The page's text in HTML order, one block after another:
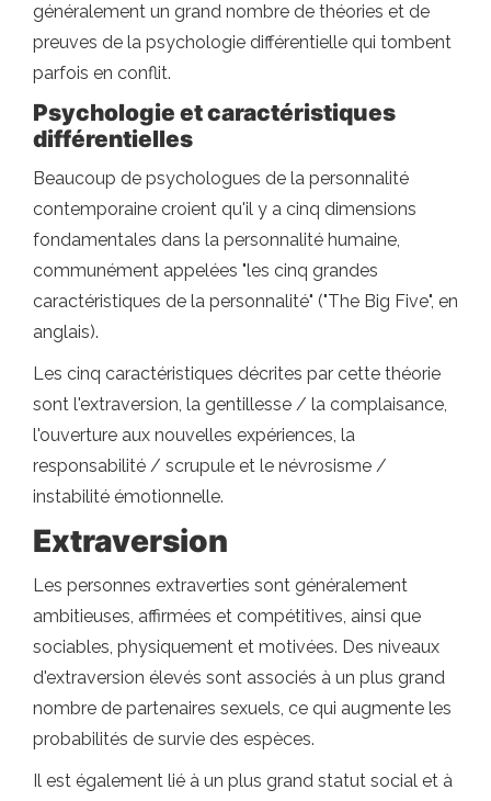
généralement un grand nombre de théories et de
preuves de la psychologie différentielle qui tombent
parfois en conflit.
Psychologie et caractéristiques
différentielles
Beaucoup de psychologues de la personnalité
contemporaine croient qu'il y a cinq dimensions
fondamentales dans la personnalité humaine,
communément appelées "les cinq grandes
caractéristiques de la personnalité" ("The Big Five", en
anglais).
Les cinq caractéristiques décrites par cette théorie
sont l'extraversion, la gentillesse / la complaisance,
l'ouverture aux nouvelles expériences, la
responsabilité / scrupule et le névrosisme /
instabilité émotionnelle.
Extraversion
Les personnes extraverties sont généralement
ambitieuses, affirmées et compétitives, ainsi que
sociables, physiquement et motivées. Des niveaux
d'extraversion élevés sont associés à un plus grand
nombre de partenaires sexuels, ce qui augmente les
probabilités de survie des espèces.
Il est également lié à un plus grand statut social et à